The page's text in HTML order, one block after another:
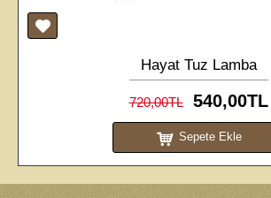
Hayat Tuz Lamba
720,00TL 540,00TL
Sepete Ekle